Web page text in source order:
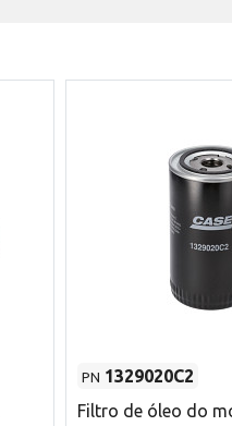
PN 1329020C2
Filtro de óleo do